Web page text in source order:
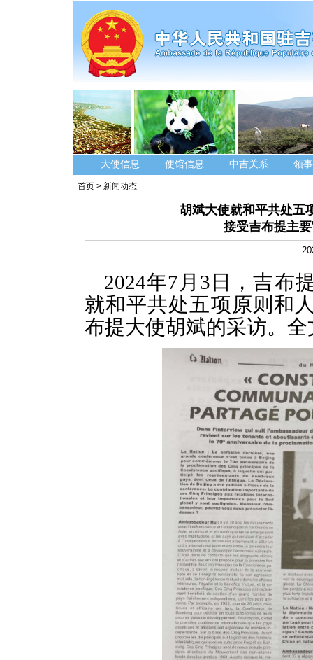
大使信息 使馆信息 中吉关系 领
首页 > 新闻动态
胡斌大使就和平共处五
接受吉布提主
2024年7 月 3 日，吉布
就和平共处五项原则和
布提大使胡斌的采访。全